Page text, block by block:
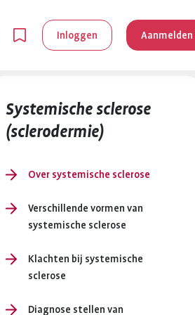
kan
Inloggen Aanmelden
Systemische sclerose
(sclerodermie)
Over systemische sclerose
Verschillende vormen van
systemische sclerose
Klachten bij systemische
sclerose
Diagnose stellen van